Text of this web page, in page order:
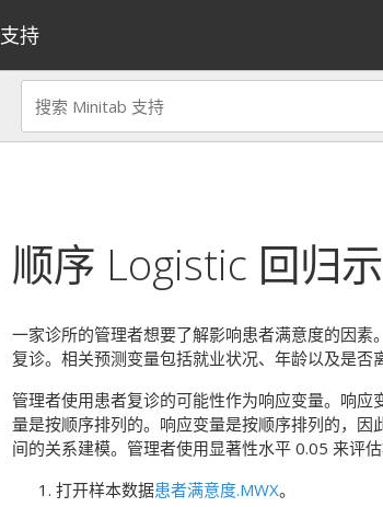
支持
顺序 Logistic 回归
一家诊所的管理者想要了解影响患者满意度的因
复诊。相关预测变量包括就业状况、年龄以及是否
管理者使用患者复诊的可能性作为响应变量。响
量是按顺序排列的。响应变量是按顺序排列的，
间的关系建模。管理者使用显著性水平 0.05 来评
打开样本数据患者满意度.MWX。